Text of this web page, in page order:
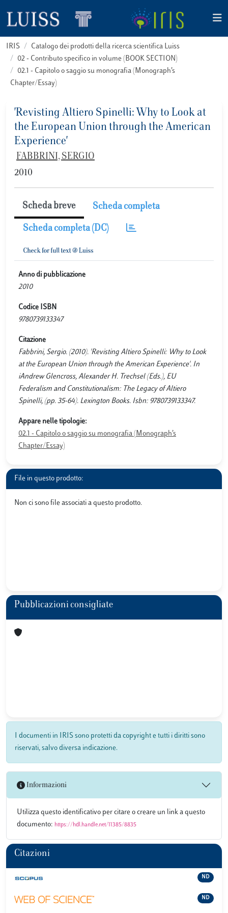
IRIS
Catalogo dei prodotti della ricerca scientifica Luiss
02 - Contributo specifico in volume (BOOK SECTION)
02.1 - Capitolo o saggio su monografia (Monograph’s
Chapter/Essay)
'Revisting Altiero Spinelli: Why to Look at
the European Union through the American
Experience'
FABBRINI, SERGIO
2010
Scheda breve Scheda completa
Scheda completa (DC)
Anno di pubblicazione
2010
Codice ISBN
9780739133347
Citazione
Fabbrini, Sergio. (2010). 'Revisting Altiero Spinelli: Why to Look
at the European Union through the American Experience'. In
iAndrew Glencross, Alexander H. Trechsel (Eds.), EU
Federalism and Constitutionalism: The Legacy of Altiero
Spinelli, (pp. 35-64). Lexington Books. Isbn: 9780739133347.
Appare nelle tipologie:
02.1 - Capitolo o saggio su monografia (Monograph’s
Chapter/Essay)
File in questo prodotto:
Non ci sono file associati a questo prodotto.
Pubblicazioni consigliate
I documenti in IRIS sono protetti da copyright e tutti i diritti sono
riservati, salvo diversa indicazione.
Informazioni
Utilizza questo identificativo per citare o creare un link a questo
documento: https://hdl.handle.net/11385/8835
Citazioni
ND
ND